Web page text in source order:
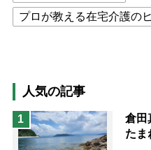
プロが教える在宅介護の
猫が母になつきません
息子の遠距離介護サバイ
兄がボケました
便利
人気の記事
1
倉田
たま